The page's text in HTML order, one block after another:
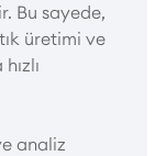
Bu sayede,
üretimi ve
analiz